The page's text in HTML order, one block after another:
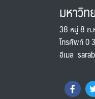
มหาวิท
38 หมู่ 8 ถ.
โทรศัพท์ 0
อีเมล